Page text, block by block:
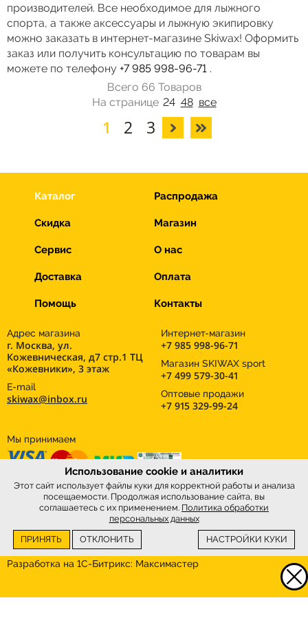
производителей. Все необходимое для лыжного
спорта, а также аксессуары и лыжную экипировку
можно заказать в интернет-магазине Skiwax! Оформить
заказ или получить консультацию по товарам вы
можете по телефону +7 985 998-96-71 .
1 2 3
Всего 66 Товаров
На странице 24 48 все
Каталог Распродажа
Скидка Магазин
Сервис О нас
Доставка Оплата
Помощь Контакты
Интернет-магазинSkiWax.ru © 2026
Разработка на 1С-Битрикс: Максимастер
Адрес магазина
г. Москва, ул.
Кожевническая, д7 стр.1 ТЦ
«Кожевники», 3 этаж
E-mail
skiwax@inbox.ru
Интернет-магазин
+7 985 998-96-71
Магазин SKIWAX sport
+7 499 579-30-41
Оптовые продажи
+7 915 329-99-24
Мы принимаем
Использование cookie и аналитики
Этот сайт использует файлы куки для корректной работы и анализа
посещаемости. Продолжая использование сайта, вы
соглашаетесь с их применением. Политика обработки
персональных данных
ПРИНЯТЬ
ОТКЛОНИТЬ НАСТРОЙКИ КУКИ